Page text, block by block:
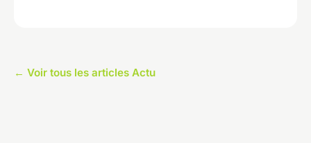
← Voir tous les articles Actu